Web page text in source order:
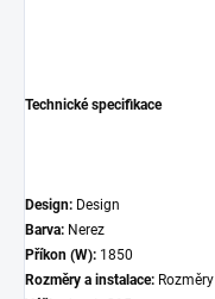
Technické specifikace
Design: Design
Barva: Nerez
Příkon (W): 1850
Rozměry a instalace: Rozměry